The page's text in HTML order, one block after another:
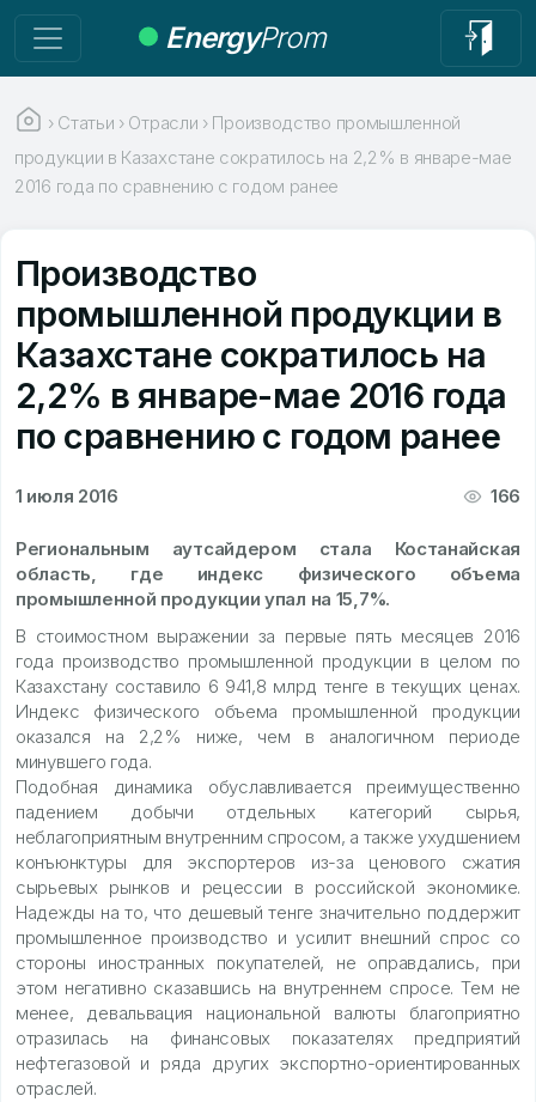
EnergyProm
› Статьи › Отрасли › Производство промышленной
продукции в Казахстане сократилось на 2,2% в январе-мае
2016 года по сравнению с годом ранее
Производство
промышленной продукции в
Казахстане сократилось на
2,2% в январе-мае 2016 года
по сравнению с годом ранее
1 июля 2016 166
Региональным аутсайдером стала Костанайская
область, где индекс физического объема
промышленной продукции упал на 15,7%.
В стоимостном выражении за первые пять месяцев 2016
года производство промышленной продукции в целом по
Казахстану составило 6 941,8 млрд тенге в текущих ценах.
Индекс физического объема промышленной продукции
оказался на 2,2% ниже, чем в аналогичном периоде
минувшего года.
Подобная динамика обуславливается преимущественно
падением добычи отдельных категорий сырья,
неблагоприятным внутренним спросом, а также ухудшением
конъюнктуры для экспортеров из-за ценового сжатия
сырьевых рынков и рецессии в российской экономике.
Надежды на то, что дешевый тенге значительно поддержит
промышленное производство и усилит внешний спрос со
стороны иностранных покупателей, не оправдались, при
этом негативно сказавшись на внутреннем спросе. Тем не
менее, девальвация национальной валюты благоприятно
отразилась на финансовых показателях предприятий
нефтегазовой и ряда других экспортно-ориентированных
отраслей.